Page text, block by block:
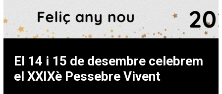
El 14 i 15 de desembre celebrem
el XXIXè Pessebre Vivent